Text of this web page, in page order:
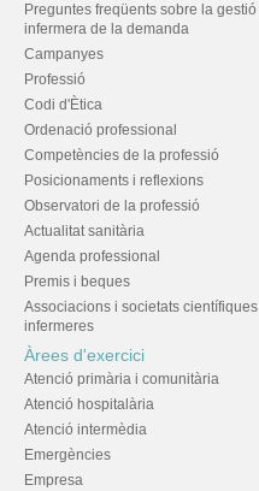
Preguntes freqüents sobre la gestió
infermera de la demanda
Campanyes
Professió
Codi d'Ètica
Ordenació professional
Competències de la professió
Posicionaments i reflexions
Observatori de la professió
Actualitat sanitària
Agenda professional
Premis i beques
Associacions i societats científiques
infermeres
Àrees d'exercici
Atenció primària i comunitària
Atenció hospitalària
Atenció intermèdia
Emergències
Empresa